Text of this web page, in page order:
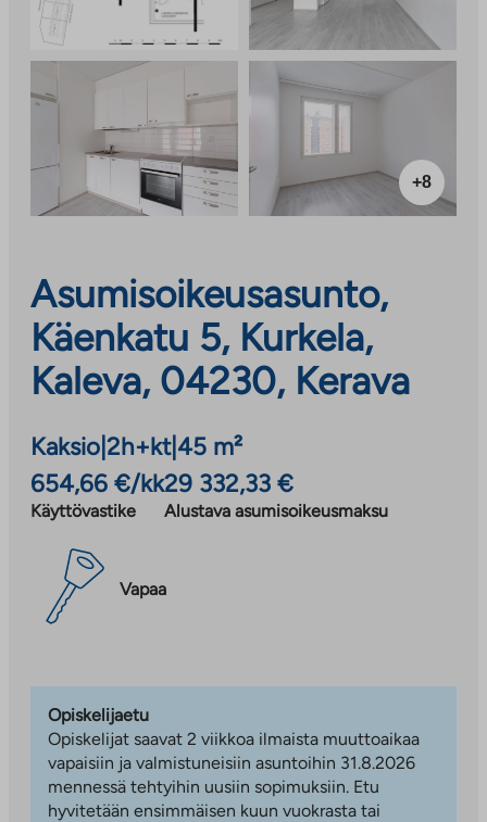
+8
Asumisoikeusasunto,
Käenkatu 5, Kurkela,
Kaleva, 04230, Kerava
Kaksio 2h+kt| 45 m²
654,66 €/kk
Käyttövastike
29 332,33 €
Alustava asumisoikeusmaksu
Vapaa
Opiskelijaetu
Opiskelijat saavat 2 viikkoa ilmaista muuttoaikaa
vapaisiin ja valmistuneisiin asuntoihin 31.8.2026
mennessä tehtyihin uusiin sopimuksiin. Etu
hyvitetään ensimmäisen kuun vuokrasta tai